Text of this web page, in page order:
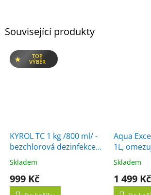
Související produkty
TOP
VÝBĚR
KYROL TC 1 kg /800 ml/ -
bezchlorová dezinfekce
vody
Průměrné
produktu
Skladem
999 Kč
Aqua
1L,
biofilmu
Průměrné
produktu
Skladem
1 499 Kč